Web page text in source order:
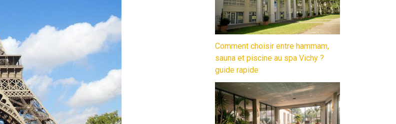
Comment choisir entre hammam,
sauna et piscine au spa Vichy ?
guide rapide